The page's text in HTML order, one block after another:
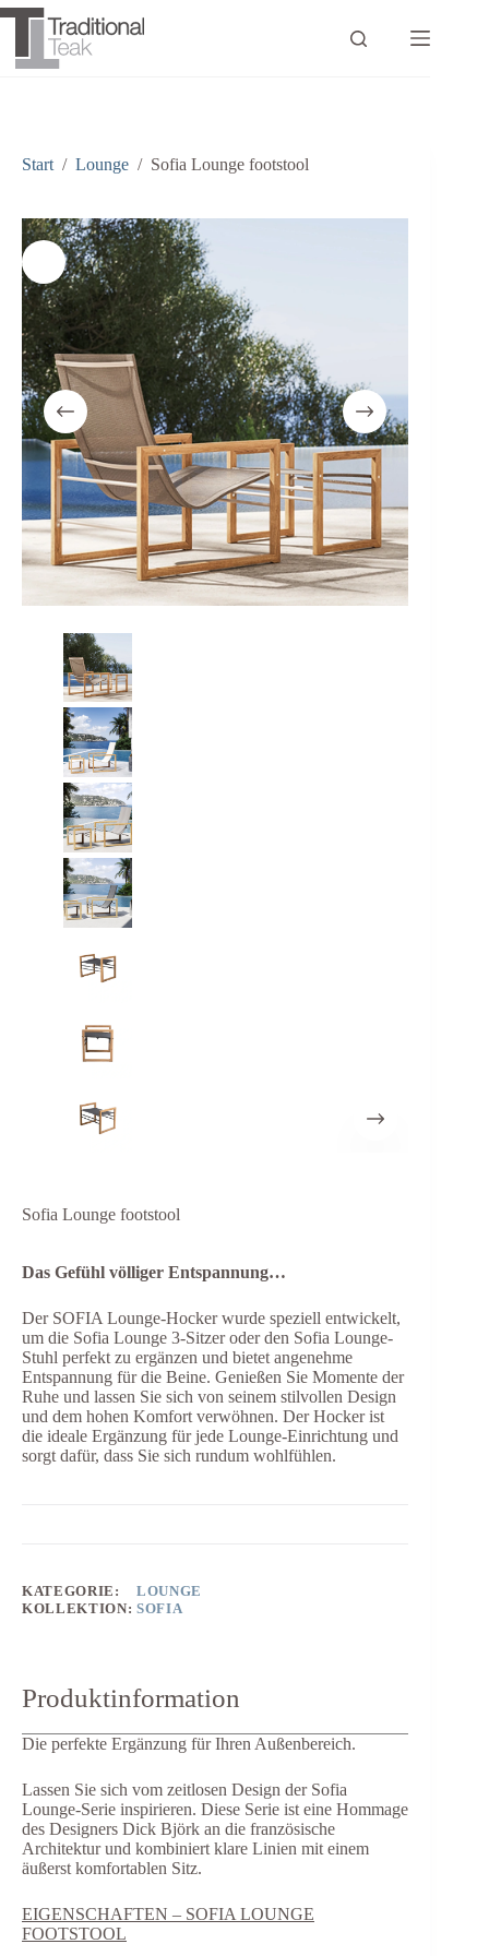
Zum
Start / Lounge / Sofia Lounge footstool
Sofia Lounge footstool
Das Gefühl völliger Entspannung…
Der SOFIA Lounge-Hocker wurde speziell entwickelt,
um die Sofia Lounge 3-Sitzer oder den Sofia Lounge-
Stuhl perfekt zu ergänzen und bietet angenehme
Entspannung für die Beine. Genießen Sie Momente der
Ruhe und lassen Sie sich von seinem stilvollen Design
und dem hohen Komfort verwöhnen. Der Hocker ist
die ideale Ergänzung für jede Lounge-Einrichtung und
sorgt dafür, dass Sie sich rundum wohlfühlen.
KATEGORIE:
LOUNGE
KOLLEKTION: SOFIA
Produktinformation
Die perfekte Ergänzung für Ihren Außenbereich.
Lassen Sie sich vom zeitlosen Design der Sofia
Lounge-Serie inspirieren. Diese Serie ist eine Hommage
des Designers Dick Björk an die französische
Architektur und kombiniert klare Linien mit einem
äußerst komfortablen Sitz.
EIGENSCHAFTEN – SOFIA LOUNGE
FOOTSTOOL